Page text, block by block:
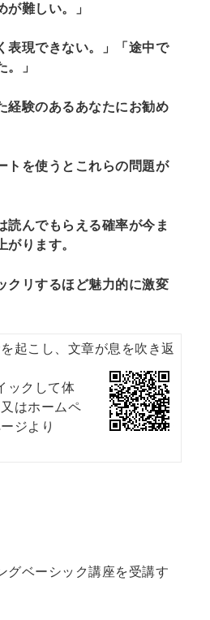
が難しい。」
表現できない。」「途中で
。」
経験のあるあなたにお勧め
トを使うとこれらの問題が
読んでもらえる確率が今ま
がります。
クリするほど魅力的に激変
起こし、文章が息を吹き返
ックして体
はホームペ
ジより
グベーシック講座を受講す